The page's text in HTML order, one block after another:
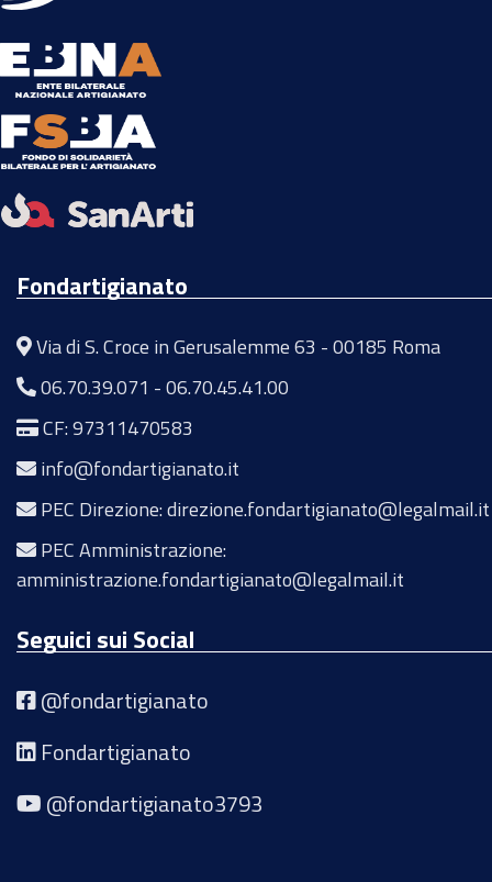
Fondartigianato
Via di S. Croce in Gerusalemme 63 - 00185 Roma
06.70.39.071 -06.70.45.41.00
CF: 97311470583
info@fondartigianato.it
PEC Direzione: direzione.fondartigianato@legalmail.it
PEC Amministrazione:
amministrazione.fondartigianato@legalmail.it
Seguici sui Social
@fondartigianato
Fondartigianato
@fondartigianato3793